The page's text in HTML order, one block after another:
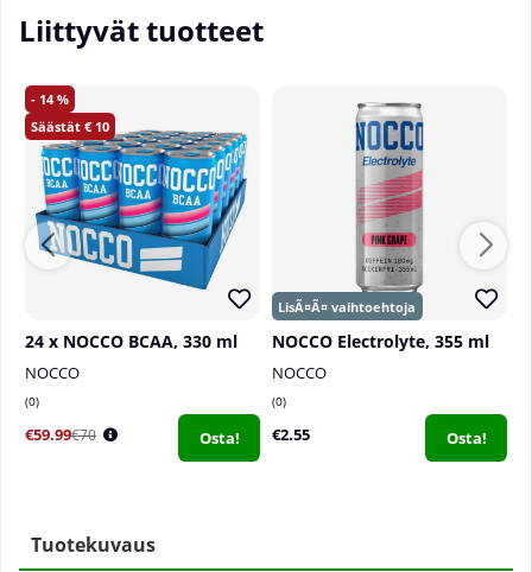
Liittyvät tuotteet
14
10
24 x NOCCO BCAA, 330 ml
NOCCO
0
€59.99€70 Osta!
NOCCO Electrolyte, 355 ml
NOCCO
0
€2.55 Osta!
Tuotekuvaus